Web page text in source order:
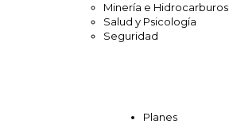
Minería e Hidrocarburos
Salud y Psicología
Seguridad
Planes